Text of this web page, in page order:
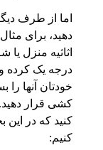
اما از طرف
دهید، برای
اثاثیه منزل
درجه یک کرده
خودتان آنها
کشی قرار دهید.
کنید که در این
کنیم: